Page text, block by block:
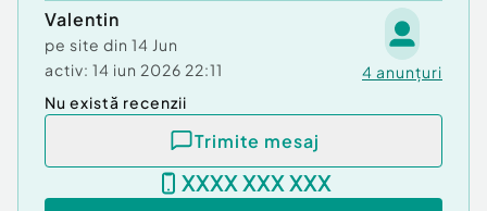
Valentin
pe site din 14 Jun
activ: 14 iun 2026 22:11 4 anunțuri
Nu există recenzii
Trimite mesaj
XXXX XXX XXX